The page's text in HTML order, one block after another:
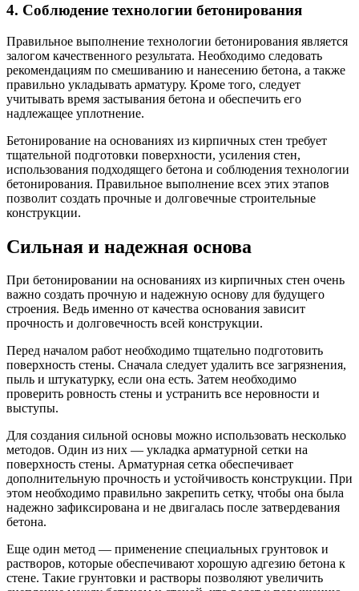
4. Соблюдение технологии бетонирования
Правильное выполнение технологии бетонирования является
залогом качественного результата. Необходимо следовать
рекомендациям по смешиванию и нанесению бетона, а также
правильно укладывать арматуру. Кроме того, следует
учитывать время застывания бетона и обеспечить его
надлежащее уплотнение.
Бетонирование на основаниях из кирпичных стен требует
тщательной подготовки поверхности, усиления стен,
использования подходящего бетона и соблюдения технологии
бетонирования. Правильное выполнение всех этих этапов
позволит создать прочные и долговечные строительные
конструкции.
Сильная и надежная основа
При бетонировании на основаниях из кирпичных стен очень
важно создать прочную и надежную основу для будущего
строения. Ведь именно от качества основания зависит
прочность и долговечность всей конструкции.
Перед началом работ необходимо тщательно подготовить
поверхность стены. Сначала следует удалить все загрязнения,
пыль и штукатурку, если она есть. Затем необходимо
проверить ровность стены и устранить все неровности и
выступы.
Для создания сильной основы можно использовать несколько
методов. Один из них — укладка арматурной сетки на
поверхность стены. Арматурная сетка обеспечивает
дополнительную прочность и устойчивость конструкции. При
этом необходимо правильно закрепить сетку, чтобы она была
надежно зафиксирована и не двигалась после затвердевания
бетона.
Еще один метод — применение специальных грунтовок и
растворов, которые обеспечивают хорошую адгезию бетона к
стене. Такие грунтовки и растворы позволяют увеличить